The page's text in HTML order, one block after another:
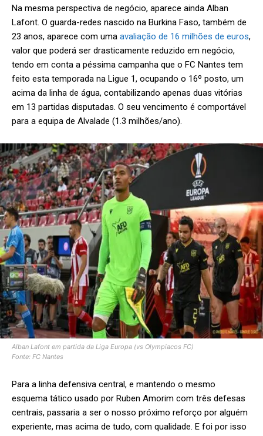
Na mesma perspectiva de negócio, aparece ainda Alban
Lafont. O guarda-redes nascido na Burkina Faso, também de
23 anos, aparece com uma avaliação de 16 milhões de euros,
valor que poderá ser drasticamente reduzido em negócio,
tendo em conta a péssima campanha que o FC Nantes tem
feito esta temporada na Ligue 1, ocupando o 16º posto, um
acima da linha de água, contabilizando apenas duas vitórias
em 13 partidas disputadas. O seu vencimento é comportável
para a equipa de Alvalade (1.3 milhões/ano).
Alban Lafont em partida da Liga Europa (vs Olympiacos FC)
Fonte: FC Nantes
Para a linha defensiva central, e mantendo o mesmo
esquema tático usado por Ruben Amorim com três defesas
centrais, passaria a ser o nosso próximo reforço por alguém
experiente, mas acima de tudo, com qualidade. E foi por isso